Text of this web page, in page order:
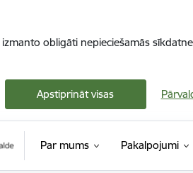
obligāti nepieciešamās
Apstiprināt visas
Par mums Pakalpojumi